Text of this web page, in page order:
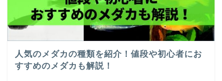
人気のメダカの種類を紹介！値段や初心者にお
すすめのメダカも解説！